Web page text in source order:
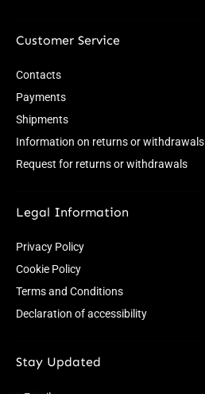
Customer Service
Contacts
Payments
Shipments
Information on returns or withdrawals
Request for returns or withdrawals
Legal Information
Privacy Policy
Cookie Policy
Terms and Conditions
Declaration of accessibility
Stay Updated